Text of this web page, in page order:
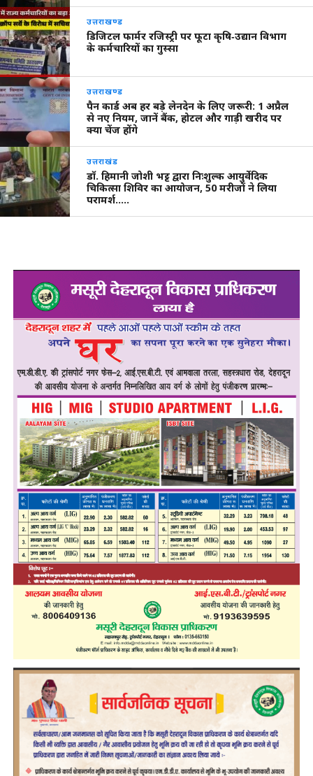
उत्तराखण्ड
डिजिटल फार्मर रजिस्ट्री पर फूटा कृषि‑उद्यान विभाग
के कर्मचारियों का गुस्सा
उत्तराखण्ड
पैन कार्ड अब हर बड़े लेनदेन के लिए जरूरी: 1 अप्रैल
से नए नियम, जानें बैंक, होटल और गाड़ी खरीद पर
क्या चेंज होंगे
उत्तराखंड
डॉ. हिमानी जोशी भट्ट द्वारा निःशुल्क आयुर्वेदिक
चिकित्सा शिविर का आयोजन, 50 मरीजों ने लिया
परामर्श…..